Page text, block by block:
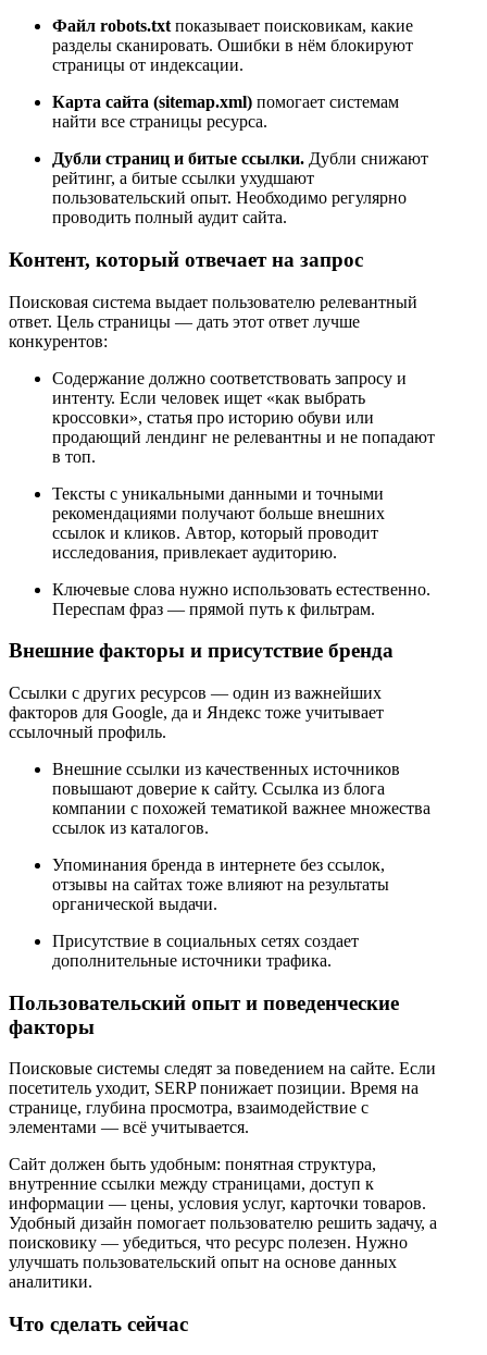
Файл robots.txt показывает поисковикам, какие
разделы сканировать. Ошибки в нём блокируют
страницы от индексации.
Карта сайта (sitemap.xml) помогает системам
найти все страницы ресурса.
Дубли страниц и битые ссылки. Дубли снижают
рейтинг, а битые ссылки ухудшают
пользовательский опыт. Необходимо регулярно
проводить полный аудит сайта.
Контент, который отвечает на запрос
Поисковая система выдает пользователю релевантный
ответ. Цель страницы — дать этот ответ лучше
конкурентов:
Содержание должно соответствовать запросу и
интенту. Если человек ищет «как выбрать
кроссовки», статья про историю обуви или
продающий лендинг не релевантны и не попадают
в топ.
Тексты с уникальными данными и точными
рекомендациями получают больше внешних
ссылок и кликов. Автор, который проводит
исследования, привлекает аудиторию.
Ключевые слова нужно использовать естественно.
Переспам фраз — прямой путь к фильтрам.
Внешние факторы и присутствие бренда
Ссылки с других ресурсов — один из важнейших
факторов для Google, да и Яндекс тоже учитывает
ссылочный профиль.
Внешние ссылки из качественных источников
повышают доверие к сайту. Ссылка из блога
компании с похожей тематикой важнее множества
ссылок из каталогов.
Упоминания бренда в интернете без ссылок,
отзывы на сайтах тоже влияют на результаты
органической выдачи.
Присутствие в социальных сетях создает
дополнительные источники трафика.
Пользовательский опыт и поведенческие
факторы
Поисковые системы следят за поведением на сайте. Если
посетитель уходит, SERP понижает позиции. Время на
странице, глубина просмотра, взаимодействие с
элементами — всё учитывается.
Сайт должен быть удобным: понятная структура,
внутренние ссылки между страницами, доступ к
информации — цены, условия услуг, карточки товаров.
Удобный дизайн помогает пользователю решить задачу, а
поисковику — убедиться, что ресурс полезен. Нужно
улучшать пользовательский опыт на основе данных
аналитики.
Что сделать сейчас